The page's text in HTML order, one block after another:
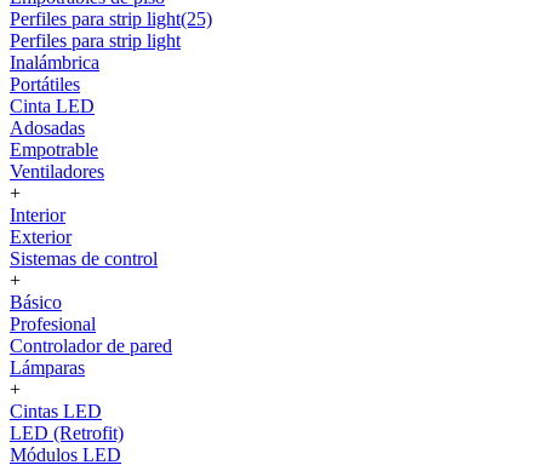
Perfiles para strip light(25)
Perfiles para strip light
Inalámbrica
Portátiles
Cinta LED
Adosadas
Empotrable
Ventiladores
+
Interior
Exterior
Sistemas de control
+
Básico
Profesional
Controlador de pared
Lámparas
+
Cintas LED
LED (Retrofit)
Módulos LED